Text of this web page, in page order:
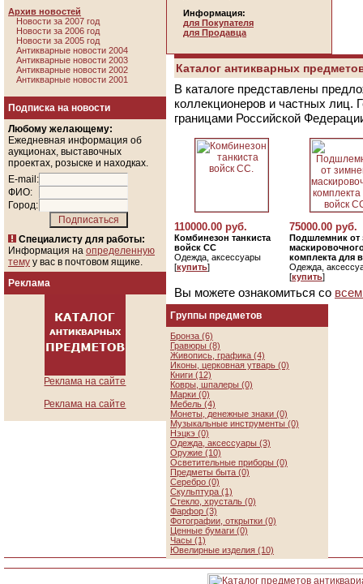
Архив новостей
Новости за 2007 год
Новости за 2006 год
Новости за 2005 год
Антикварные новости 2004
Антикварные новости 2003
Антикварные новости 2002
Антикварные новости 2001
Подписка на новости
Любому желающему:
Ежедневная информация об
аукционах, выставочных
проектах, розыске и находках.
E-mail:
ФИО:
Город:
Специалисту для работы:
Информация на определенную
тему у вас в почтовом ящике.
Реклама
Реклама на сайте
Реклама на сайте
Информация:
для Покупателя
для Продавца
Каталог антикварных
В каталоге представлены
коллекционеров и частных лиц.
границами Российской
110000.00 руб.
Комбинезон танкиста
войск СС
Одежда, аксессуары
[купить]
75000.00 руб.
Подшлемник от
комплекта для
Одежда,
[купить]
Вы можете ознакомиться со
Группы предметов
Бронза (6)
Гравюры (8)
Живопись, графика (4)
Иконы, церковная утварь (0)
Книги (12)
Ковры, шпалеры (0)
Марки (0)
Мебель (4)
Монеты, денежные знаки (0)
Музыкальные инструменты (0)
Нэцкэ (0)
Одежда, аксессуары (3)
Оружие (10)
Осветительные приборы (0)
Предметы быта (0)
Серебро (0)
Скульптура (1)
Стекло, хрусталь (0)
Фарфор (3)
Фотографии, открытки (0)
Ценные бумаги (0)
Часы (1)
Ювелирные изделия (10)